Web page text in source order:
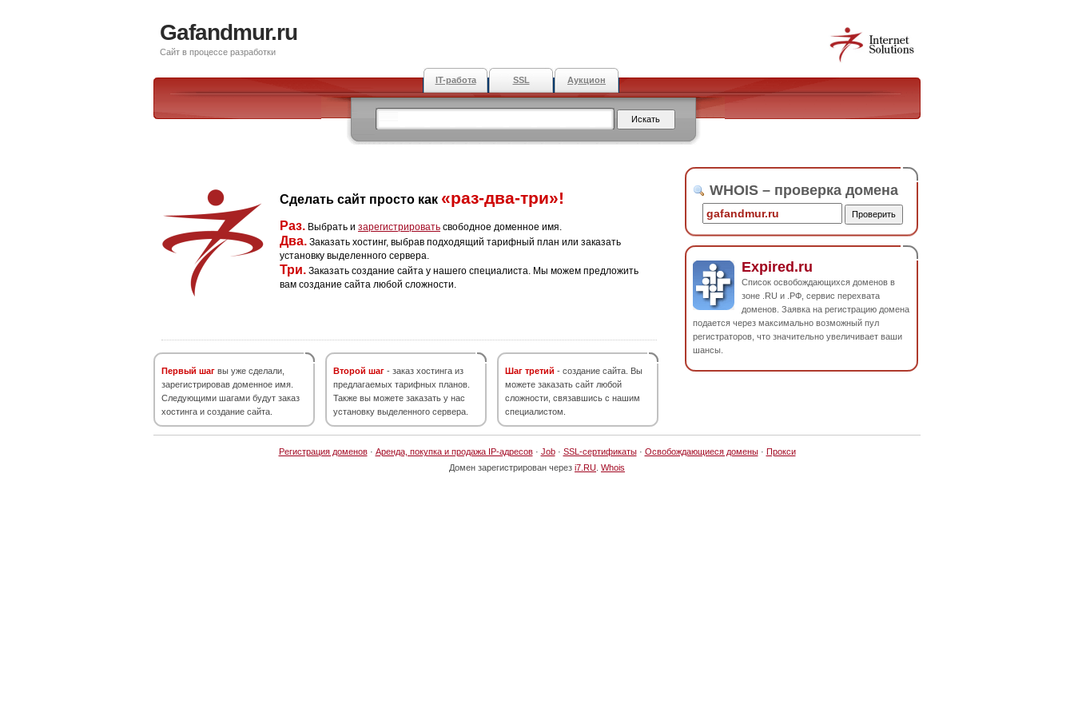
Gafandmur.ru
Сайт в процессе разработки
IT-работа SSL Аукцион
Сделать сайт просто как «раз-два-три»!
Раз. Выбрать и зарегистрировать свободное доменное имя.
Два. Заказать хостинг, выбрав подходящий тарифный план или заказать
установку выделенного сервера.
Три. Заказать создание сайта у нашего специалиста. Мы можем предложить
вам создание сайта любой сложности.
Первый шаг вы уже сделали,
зарегистрировав доменное имя.
Следующими шагами будут заказ
хостинга и создание сайта.
Второй шаг - заказ хостинга из
предлагаемых тарифных планов.
Также вы можете заказать у нас
установку выделенного сервера.
Шаг третий - создание сайта. Вы
можете заказать сайт любой
сложности, связавшись с нашим
специалистом.
WHOIS – проверка домена
Expired.ru
Список освобождающихся доменов в
зоне .RU и .РФ, сервис перехвата
доменов. Заявка на регистрацию домена
подается через максимально возможный пул
регистраторов, что значительно увеличивает ваши
шансы.
Регистрация доменов· Аренда, покупка и продажа IP-адресов· Job· SSL-сертификаты· Освобождающиеся домены· Прокси
Домен зарегистрирован через i7.RU Whois